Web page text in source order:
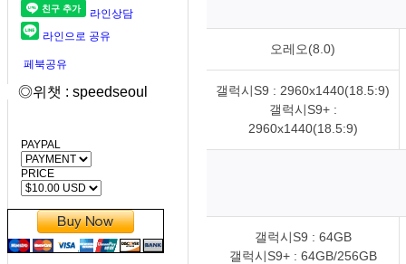
라인상담
라인으로 공유
페북공유
◎위챗 : speedseoul
PAYPAL
PRICE
오레오(8.0)
갤럭시S9 : 2960x1440(18.5:9)
갤럭시S9+ :
2960x1440(18.5:9)
갤럭시S9 : 64GB
갤럭시S9+ : 64GB/256GB